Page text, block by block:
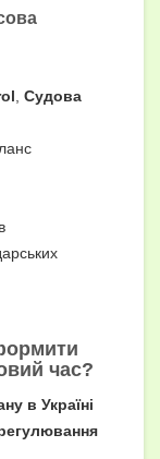
Судова
час?
в Україні